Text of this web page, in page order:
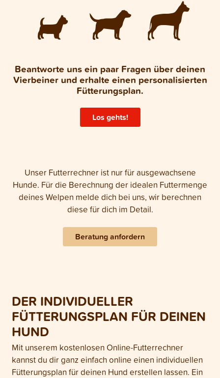
Beantworte uns ein paar Fragen über deinen
Vierbeiner und erhalte einen personalisierten
Fütterungsplan.
Los gehts!
Unser Futterrechner ist nur für ausgewachsene
Hunde. Für die Berechnung der idealen Futtermenge
deines Welpen melde dich bei uns, wir berechnen
diese für dich im Detail.
Beratung anfordern
DER INDIVIDUELLER
FÜTTERUNGSPLAN FÜR DEINEN
HUND
Mit unserem kostenlosen Online-Futterrechner
kannst du dir ganz einfach online einen individuellen
Fütterungsplan für deinen Hund erstellen lassen. Ein